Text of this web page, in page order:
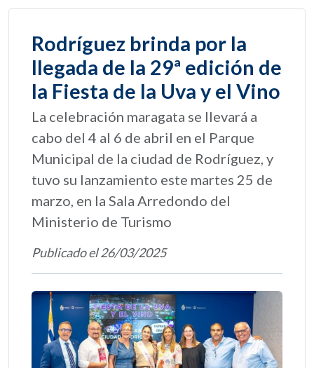
Rodríguez brinda por la
llegada de la 29ª edición de
la Fiesta de la Uva y el Vino
La celebración maragata se llevará a
cabo del 4 al 6 de abril en el Parque
Municipal de la ciudad de Rodríguez, y
tuvo su lanzamiento este martes 25 de
marzo, en la Sala Arredondo del
Ministerio de Turismo
Publicado el 26/03/2025